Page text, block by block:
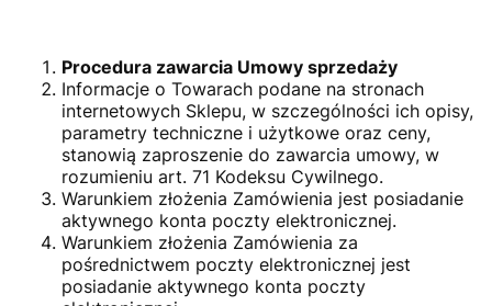
Procedura zawarcia Umowy sprzedaży
Informacje o Towarach podane na stronach
internetowych Sklepu, w szczególności ich opisy,
parametry techniczne i użytkowe oraz ceny,
stanowią zaproszenie do zawarcia umowy, w
rozumieniu art. 71 Kodeksu Cywilnego.
Warunkiem złożenia Zamówienia jest posiadanie
aktywnego konta poczty elektronicznej.
Warunkiem złożenia Zamówienia za
pośrednictwem poczty elektronicznej jest
posiadanie aktywnego konta poczty